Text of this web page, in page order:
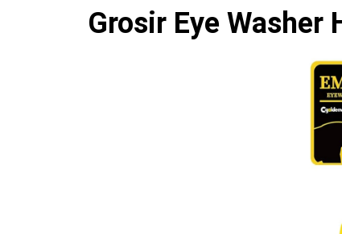
Grosir Eye Washer